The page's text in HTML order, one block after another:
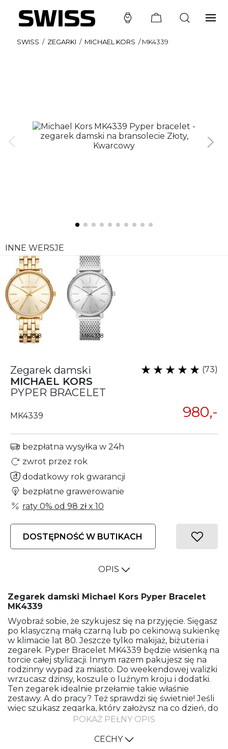
SWISS / ZEGARKI / MICHAEL KORS /MK4339
INNE WERSJE
MK3898 MK4338
Zegarek damski
MICHAEL KORS
PYPER BRACELET
(73)
MK4339 980,-
bezpłatna wysyłka w 24h
zwrot przez rok
dodatkowy rok gwarancji
bezpłatne grawerowanie
raty 0% od 98 złx 10
DOSTĘPNOŚĆ W BUTIKACH
OPIS
Zegarek damski Michael Kors Pyper Bracelet
MK4339
Wyobraź sobie, że szykujesz się na przyjęcie. Sięgasz
po klasyczną małą czarną lub po cekinową sukienkę
w klimacie lat 80. Jeszcze tylko makijaż, biżuteria i
zegarek. Pyper Bracelet MK4339 będzie wisienką na
torcie całej stylizacji. Innym razem pakujesz się na
rodzinny wypad za miasto. Do weekendowej walizki
wrzucasz dżinsy, koszule o luźnym kroju i dodatki.
Ten zegarek idealnie przełamie takie właśnie
zestawy. A do pracy? Też sprawdzi się świetnie! Jeśli
więc szukasz zegarka, który założysz na co dzień, do
biura i po godzinach, jesteś w dobrym miejscu!
niż tylko świetny design
POKAŻ PEŁNY OPIS
CECHY